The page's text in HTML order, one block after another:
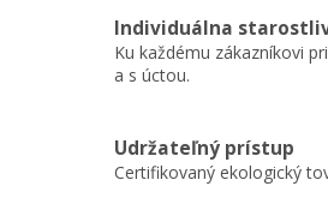
ý
p
Individuálna
Ku každému zákazníkovi
a s úctou.
Udržateľný prístup
Certifikovaný ekologický